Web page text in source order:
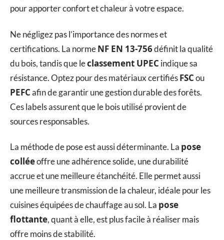
pour apporter confort et chaleur à votre espace.
Ne négligez pas l’importance des normes et
certifications. La normeNF EN 13-756définit la qualité
du bois, tandis que leclassement UPEC indique sa
résistance. Optez pour des matériaux certifiésFSCou
PEFCafin de garantir une gestion durable des forêts.
Ces labels assurent que le bois utilisé provient de
sources responsables.
La méthode de pose est aussi déterminante. La pose
colléeoffre une adhérence solide, une durabilité
accrue et une meilleure étanchéité. Elle permet aussi
une meilleure transmission de la chaleur, idéale pour les
cuisines équipées de chauffage au sol. La pose
flottante, quant à elle, est plus facile à réaliser mais
offre moins de stabilité.